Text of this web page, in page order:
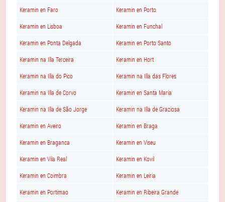
Keramin en Faro Keramin en Porto
Keramin en Lisboa Keramin en Funchal
Keramin en Ponta Delgada Keramin en Porto Santo
Keramin na Illa Terceira Keramin en Hort
Keramin na Illa do Pico Keramin na Illa das Flores
Keramin na Illa de Corvo Keramin en Santa María
Keramin na Illa de São Jorge Keramin na Illa de Graziosa
Keramin en Aveiro Keramin en Braga
Keramin en Braganca Keramin en Viseu
Keramin en Vila Real Keramin en Kovil
Keramin en Coimbra Keramin en Leiria
Keramin en Portimao Keramin en Ribeira Grande